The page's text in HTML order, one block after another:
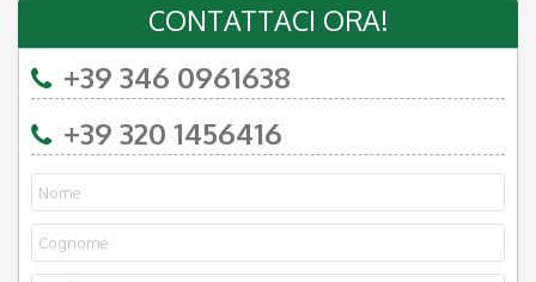
CONTATTACI ORA!
+39 346 0961638
+39 320 1456416